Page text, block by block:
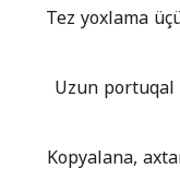
Tez yoxlama
Uzun
Kopyalana,